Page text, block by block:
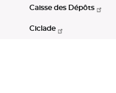
Caisse des Dépôts
Ciclade